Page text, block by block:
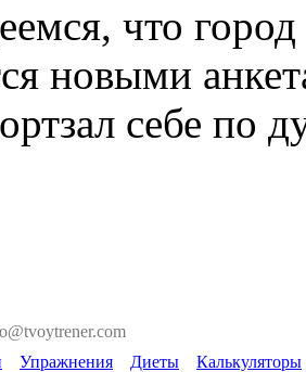
что
новыми
себе по
Упражнения Диеты Калькуляторы